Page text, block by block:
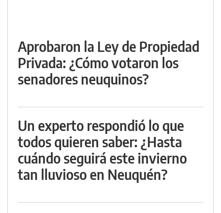
Aprobaron la Ley de Propiedad
Privada: ¿Cómo votaron los
senadores neuquinos?
Un experto respondió lo que
todos quieren saber: ¿Hasta
cuándo seguirá este invierno
tan lluvioso en Neuquén?